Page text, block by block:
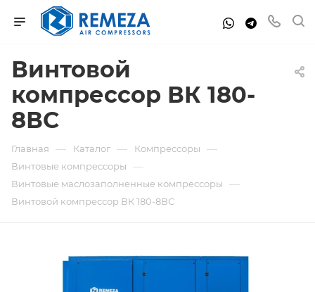
Винтовой
компрессор ВК 180-
8ВС
Главная — Каталог — Компрессоры —
Винтовые компрессоры —
Винтовые маслозаполненные компрессоры —
Винтовой компрессор ВК 180-8ВС